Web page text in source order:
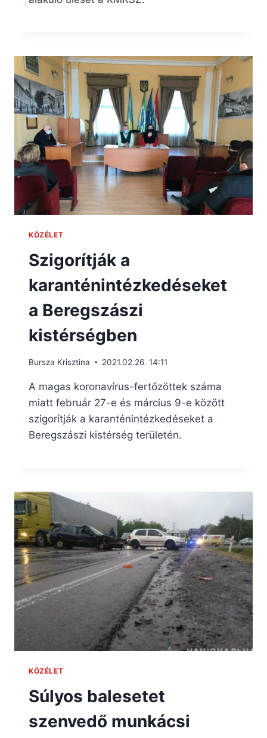
KÖZÉLET
Szigorítják a
karanténintézkedéseket
a Beregszászi
kistérségben
Bursza Krisztina 2021.02.26. 14:11
A magas koronavírus-fertőzöttek száma
miatt február 27-e és március 9-e között
szigorítják a karanténintézkedéseket a
Beregszászi kistérség területén.
KÖZÉLET
Súlyos balesetet
szenvedő munkácsi